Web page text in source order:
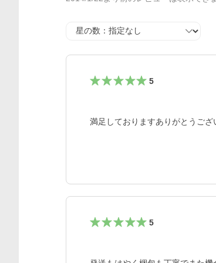
星の数
5
満足しておりますありがとうござ
5